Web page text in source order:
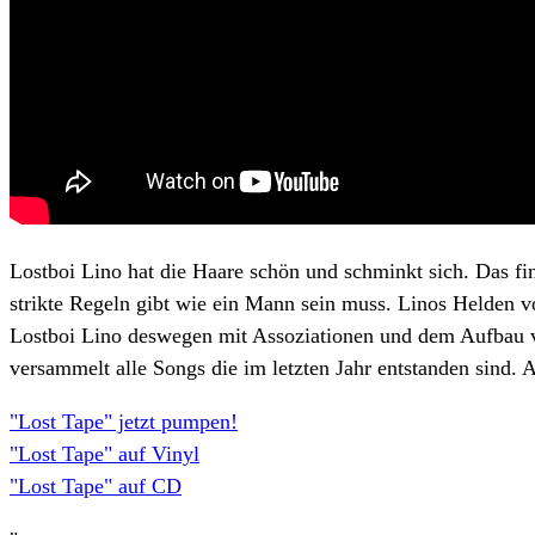
Lostboi Lino hat die Haare schön und schminkt sich. Das
strikte Regeln gibt wie ein Mann sein muss. Linos Helden
Lostboi Lino deswegen mit Assoziationen und dem
versammelt alle Songs die im letzten Jahr entstanden sind.
"Lost Tape" jetzt pumpen!
"Lost Tape" auf Vinyl
"Lost Tape" auf CD